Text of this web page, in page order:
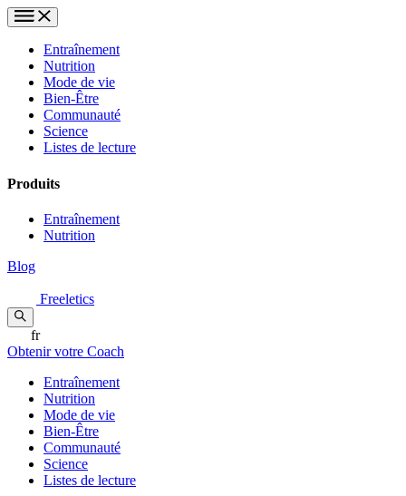
Entraînement
Nutrition
Mode de vie
Bien-Être
Communauté
Science
Listes de lecture
Produits
Entraînement
Nutrition
Blog
Freeletics
fr
Obtenir votre Coach
Entraînement
Nutrition
Mode de vie
Bien-Être
Communauté
Science
Listes de lecture